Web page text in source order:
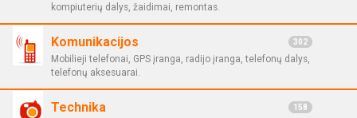
kompiuterių dalys, žaidimai, remontas.
Komunikacijos 302
Mobilieji telefonai, GPS įranga, radijo įranga, telefonų dalys,
telefonų aksesuarai.
Technika 158